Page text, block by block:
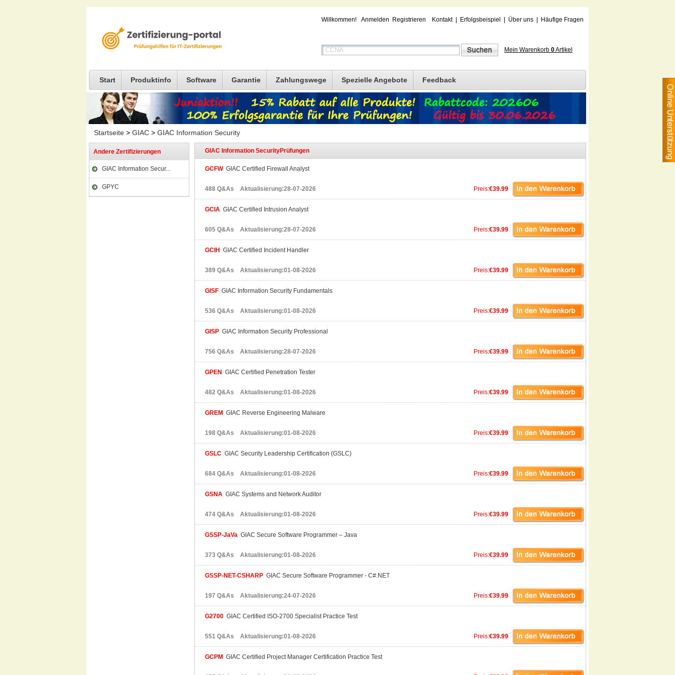
Willkommen! Anmelden Registrieren Kontakt| Erfolgsbeispiel Über uns Häufige Fragen
Mein Warenkorb 0Artikel
Start Produktinfo Software Garantie Zahlungswege Spezielle Angebote Feedback
Startseite > GIAC > GIAC Information Security
Andere Zertifizierungen
GIAC Information Secur...
GPYC
GIAC Information SecurityPrüfungen
GCFWGIAC Certified Firewall Analyst
Preis:€39.99
488 Q&As Aktualisierung:28-07-2026
GCIA GIAC Certified Intrusion Analyst
Preis:€39.99
605 Q&As Aktualisierung:28-07-2026
GCIH GIAC Certified Incident Handler
Preis:€39.99
389 Q&As Aktualisierung:01-08-2026
GISF GIAC Information Security Fundamentals
Preis:€39.99
536 Q&As Aktualisierung:01-08-2026
GISP GIAC Information Security Professional
Preis:€39.99
756 Q&As Aktualisierung:28-07-2026
GPEN GIAC Certified Penetration Tester
Preis:€39.99
482 Q&As Aktualisierung:01-08-2026
GREM GIAC Reverse Engineering Malware
Preis:€39.99
198 Q&As Aktualisierung:01-08-2026
GSLC GIAC Security Leadership Certification (GSLC)
Preis:€39.99
684 Q&As Aktualisierung:01-08-2026
GSNA GIAC Systems and Network Auditor
Preis:€39.99
474 Q&As Aktualisierung:01-08-2026
GSSP-JaVa GIAC Secure Software Programmer – Java
Preis:€39.99
373 Q&As Aktualisierung:01-08-2026
GSSP-NET-CSHARP GIAC Secure Software Programmer - C#.NET
Preis:€39.99
197 Q&As Aktualisierung:24-07-2026
G2700 GIAC Certified ISO-2700 Specialist Practice Test
Preis:€39.99
551 Q&As Aktualisierung:01-08-2026
GCPM GIAC Certified Project Manager Certification Practice Test